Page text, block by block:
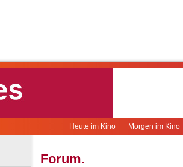
Morgen im Kino
Heute im Kino
Forum.